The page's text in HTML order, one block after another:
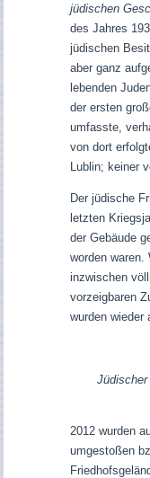
jüdischen
des Jahres
jüdischen
aber ganz
lebenden
der ersten
umfasste,
von dort
Lublin; keiner
Der jüdische
letzten
der Gebäude
worden waren.
inzwischen
vorzeigbaren
wurden wieder
2012 wurden
umgestoßen